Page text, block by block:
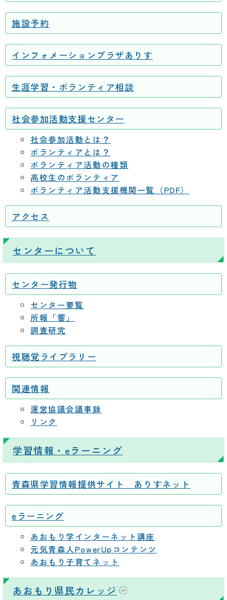
施設予約
インフォメーションプラザありす
生涯学習・ボランティア相談
社会参加活動支援センター
社会参加活動とは？
ボランティアとは？
ボランティア活動の種類
高校生のボランティア
ボランティア活動支援機関一覧（PDF）
アクセス
センターについて
センター発行物
センター要覧
所報「響」
調査研究
視聴覚ライブラリー
関連情報
運営協議会議事録
リンク
学習情報・eラーニング
青森県学習情報提供サイト ありすネット
eラーニング
あおもり学インターネット講座
元気青森人PowerUpコンテンツ
あおもり子育てネット
あおもり県民カレッジ